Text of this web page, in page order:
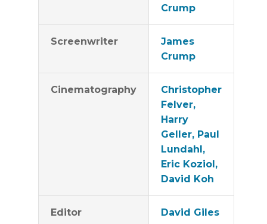
Crump
Screenwriter
James
Crump
Cinematography
Christopher
Felver,
Harry
Geller, Paul
Lundahl,
Eric Koziol,
David Koh
Editor David Giles